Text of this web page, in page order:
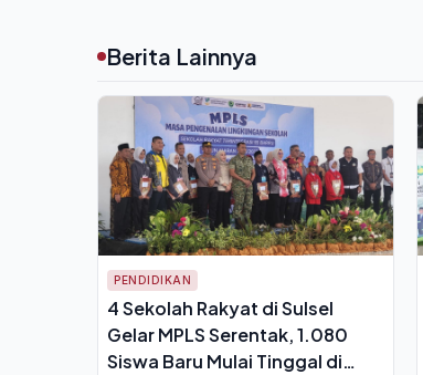
Berita Lainnya
PENDIDIKAN
4 Sekolah Rakyat di Sulsel
Gelar MPLS Serentak, 1.080
Siswa Baru Mulai Tinggal di